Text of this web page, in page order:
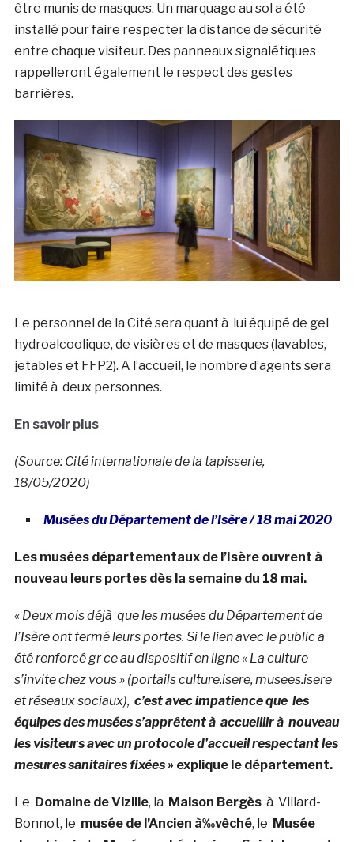
être munis de masques. Un marquage au sol a été
installé pour faire respecter la distance de sécurité
entre chaque visiteur. Des panneaux signalétiques
rappelleront également le respect des gestes
barrières.
Le personnel de la Cité sera quant à lui équipé de gel
hydroalcoolique, de visières et de masques (lavables,
jetables et FFP2). A l’accueil, le nombre d’agents sera
limité à deux personnes.
En savoir plus
(Source: Cité internationale de la tapisserie,
18/05/2020)
Musées du Département de l’Isère / 18 mai 2020
Les musées départementaux de l’Isère ouvrent à
nouveau leurs portes dès la semaine du 18 mai.
« Deux mois déjà que les musées du Département de
l’Isère ont fermé leurs portes. Si le lien avec le public a
été renforcé gr ce au dispositif en ligne « La culture
s’invite chez vous » (portails culture.isere, musees.isere
et réseaux sociaux), c’est avec impatience que les
équipes des musées s’apprêtent à accueillir à nouveau
les visiteurs avec un protocole d’accueil respectant les
mesures sanitaires fixées » explique le département.
Le Domaine de Vizille, la Maison Bergèsà Villard-
Bonnot, le musée de l’Ancien à‰vêché, le Musée